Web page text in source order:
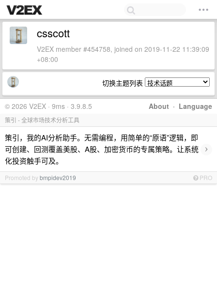
csscott
V2EX member #454758, joined on 2019-11-22 11:39:09
+08:00
切换主题列表
About · Language
© 2026 V2EX · 9ms · 3.9.8.5
策引 - 全球市场技术分析工具
策引，我的AI分析助手。无需编程，用简单的“原语”逻辑，即
可创建、回测覆盖美股、A股、加密货币的专属策略。让系统
化投资触手可及。
›
Promoted bybmpidev2019 PRO